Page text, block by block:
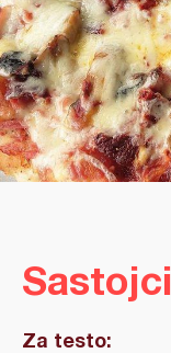
Sastojci
Za testo: